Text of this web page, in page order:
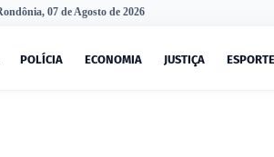
07 de Agosto de 2026
POLÍCIA ECONOMIA JUSTIÇA ESPORTE